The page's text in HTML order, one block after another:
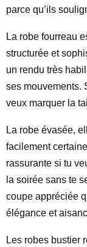
parce qu’ils
La robe fourreau
structurée et
un rendu très
ses mouvements.
veux marquer la
La robe évasée,
facilement
rassurante si tu
la soirée sans te
coupe appréciée
élégance et
Les robes bustier